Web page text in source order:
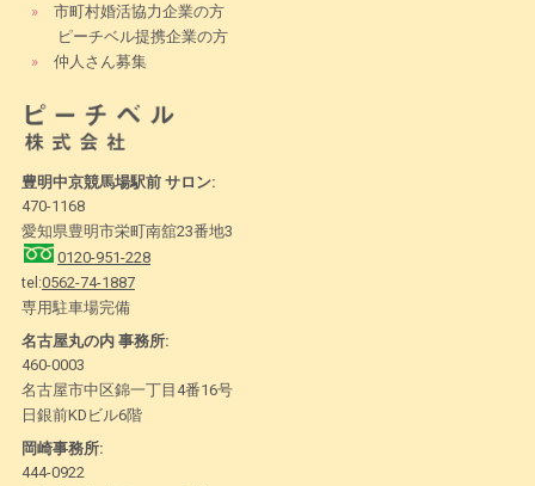
»
市町村婚活協力企業の方
ピーチベル提携企業の方
»
仲人さん募集
豊明中京競馬場駅前 サロン:
470-1168
愛知県豊明市栄町南舘23番地3
0120-951-228
tel:0562-74-1887
専用駐車場完備
名古屋丸の内 事務所:
460-0003
名古屋市中区錦一丁目4番16号
日銀前KDビル6階
岡崎事務所:
444-0922